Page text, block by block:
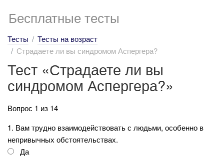
Бесплатные тесты
Тесты
Тесты на возраст
Страдаете ли вы синдромом Аспергера?
Тест «Страдаете ли вы
синдромом Аспергера?»
Вопрос 1 из 14
1. Вам трудно взаимодействовать с людьми, особенно в
непривычных обстоятельствах.
Да